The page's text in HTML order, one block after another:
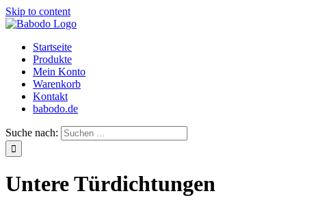
Skip to content
Startseite
Produkte
Mein Konto
Warenkorb
Kontakt
babodo.de
Suche nach:
Untere Türdichtungen